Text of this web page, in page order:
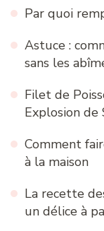
Par quoi
Astuce :
sans les
Filet de
Explosion de
Comment
à la maison
La recette
un délice à